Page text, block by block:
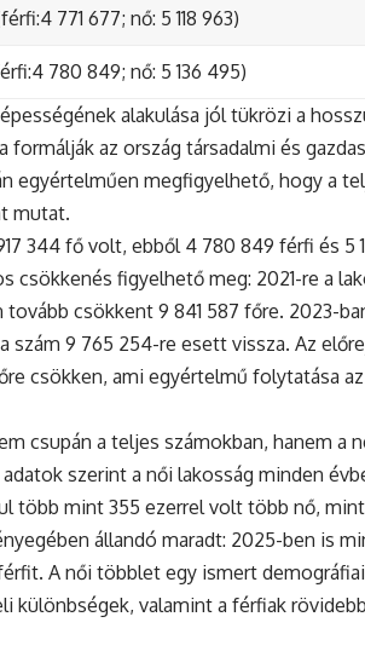
771 677; nő: 5 118 963)
780 849; nő: 5 136 495)
alakulása jól tükrözi a
az ország társadalmi és
egyértelműen megfigyelhető, hogy a
mutat.
344 fő volt, ebből 4 780 849 férfi és 5
csökkenés figyelhető meg: 2021-re a
csökkent 9 841 587 főre. 2023-
9 765 254-re esett vissza. Az
csökken, ami egyértelmű folytatása
csupán a teljes számokban, hanem a
szerint a női lakosság minden
több mint 355 ezerrel volt több nő,
állandó maradt: 2025-ben is
A női többlet egy ismert
különbségek, valamint a férfiak